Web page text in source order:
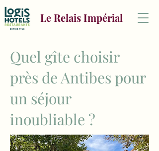
Le Relais Impérial
Quel gîte choisir
près de Antibes pour
un séjour
inoubliable ?